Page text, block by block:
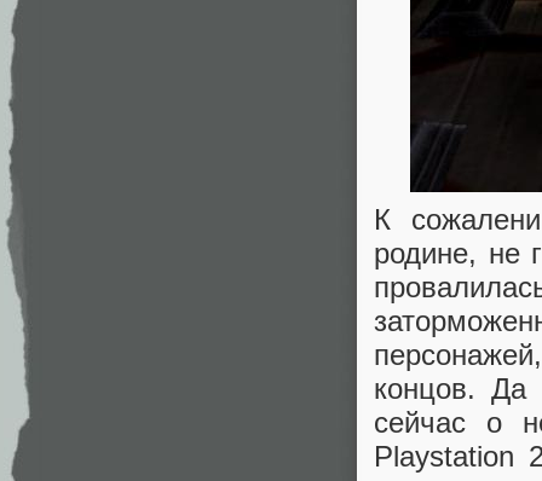
К
родине, не
концов. Да
сейчас о
Playstation